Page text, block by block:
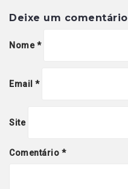
Deixe um comentário
Nome*
Email *
Site
Comentário *